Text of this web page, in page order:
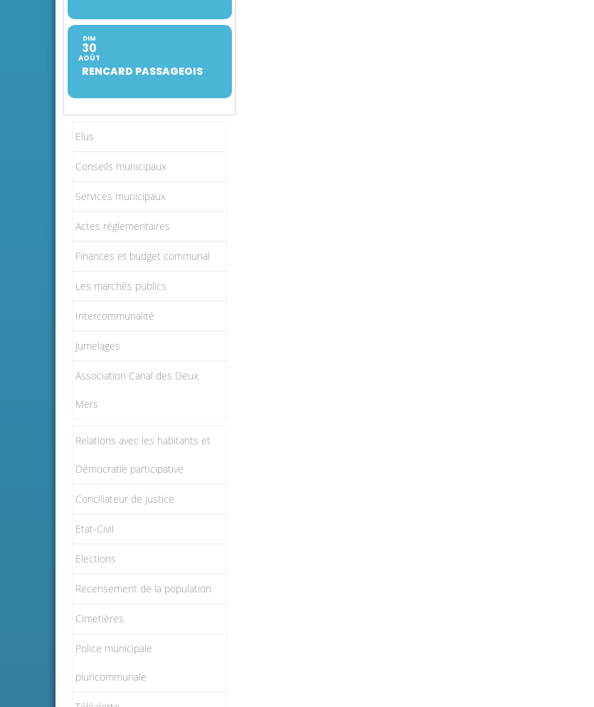
DIM
30
AOÛT
RENCARD PASSAGEOIS
Elus
Conseils municipaux
Services municipaux
Actes réglementaires
Finances et budget communal
Les marchés publics
Intercommunalité
Jumelages
Association Canal des Deux
Mers
Relations avec les habitants et
Démocratie participative
Conciliateur de justice
Etat-Civil
Elections
Recensement de la population
Cimetières
Police municipale
pluricommunale